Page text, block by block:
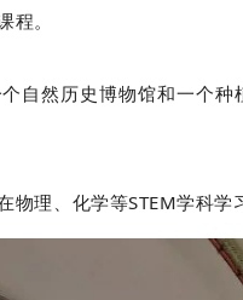
。
自然历史博物馆和一个种
理、化学等STEM学科学